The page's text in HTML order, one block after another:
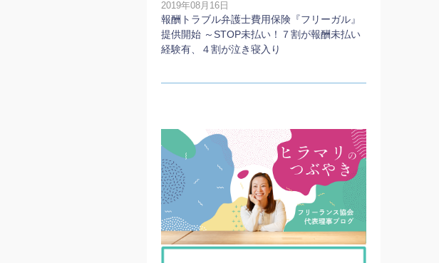
2019年08月16日
報酬トラブル弁護士費用保険『フリーガル』
提供開始 ～STOP未払い！７割が報酬未払い
経験有、４割が泣き寝入り